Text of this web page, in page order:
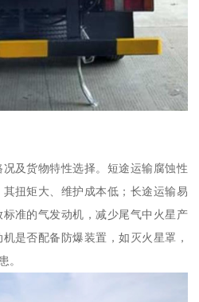
及货物特性选择。短途运输腐蚀性
扭矩大、维护成本低；长途运输易
准的气发动机，减少尾气中火星产
是否配备防爆装置，如灭火星罩，
。​